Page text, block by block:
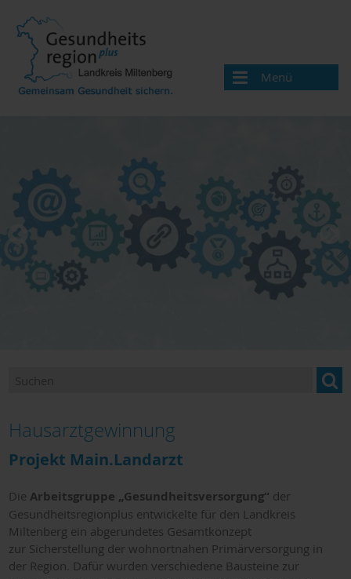
Menü
Handlungsfelder
Gesundheitsversorgung
Main.Landarzt
Pflege, Palliativ- und Hospizversorgung
Präventionsschwerpunkt Einsamkeit
Gesundheitswegweiser
Hausarztgewinnung
Projekt Main.Landarzt
Die Arbeitsgruppe „Gesundheitsversorgung“ der
Gesundheitsregionplus entwickelte für den Landkreis
Miltenberg ein abgerundetes Gesamtkonzept
zur Sicherstellung der wohnortnahen Primärversorgung in
der Region. Dafür wurden verschiedene Bausteine zur